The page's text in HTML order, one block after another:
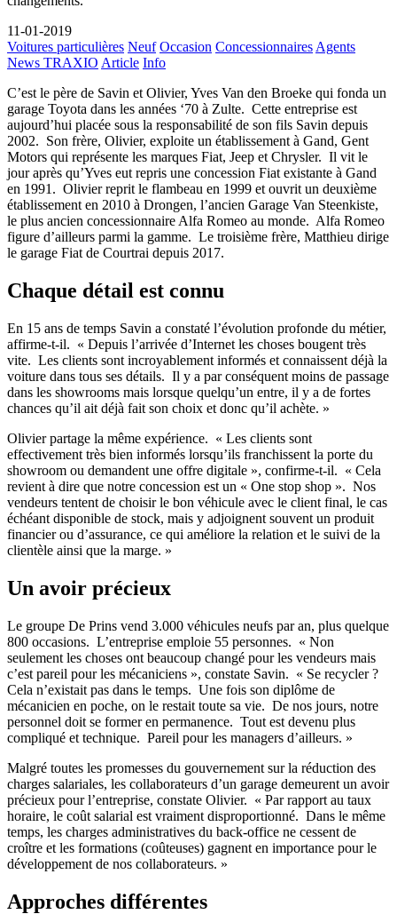
11-01-2019
Voitures particulières Neuf Occasion Concessionnaires Agents
News TRAXIO Article Info
C’est le père de Savin et Olivier, Yves Van den Broeke qui fonda un
garage Toyota dans les années ‘70 à Zulte. Cette entreprise est
aujourd’hui placée sous la responsabilité de son fils Savin depuis
2002. Son frère, Olivier, exploite un établissement à Gand, Gent
Motors qui représente les marques Fiat, Jeep et Chrysler. Il vit le
jour après qu’Yves eut repris une concession Fiat existante à Gand
en 1991. Olivier reprit le flambeau en 1999 et ouvrit un deuxième
établissement en 2010 à Drongen, l’ancien Garage Van Steenkiste,
le plus ancien concessionnaire Alfa Romeo au monde. Alfa Romeo
figure d’ailleurs parmi la gamme. Le troisième frère, Matthieu dirige
le garage Fiat de Courtrai depuis 2017.
Chaque détail est connu
En 15 ans de temps Savin a constaté l’évolution profonde du métier,
affirme-t-il. « Depuis l’arrivée d’Internet les choses bougent très
vite. Les clients sont incroyablement informés et connaissent déjà la
voiture dans tous ses détails. Il y a par conséquent moins de passage
dans les showrooms mais lorsque quelqu’un entre, il y a de fortes
chances qu’il ait déjà fait son choix et donc qu’il achète. »
Olivier partage la même expérience. « Les clients sont
effectivement très bien informés lorsqu’ils franchissent la porte du
showroom ou demandent une offre digitale », confirme-t-il. « Cela
revient à dire que notre concession est un « One stop shop ». Nos
vendeurs tentent de choisir le bon véhicule avec le client final, le cas
échéant disponible de stock, mais y adjoignent souvent un produit
financier ou d’assurance, ce qui améliore la relation et le suivi de la
clientèle ainsi que la marge. »
Un avoir précieux
Le groupe De Prins vend 3.000 véhicules neufs par an, plus quelque
800 occasions. L’entreprise emploie 55 personnes. « Non
seulement les choses ont beaucoup changé pour les vendeurs mais
c’est pareil pour les mécaniciens », constate Savin. « Se recycler ?
Cela n’existait pas dans le temps. Une fois son diplôme de
mécanicien en poche, on le restait toute sa vie. De nos jours, notre
personnel doit se former en permanence. Tout est devenu plus
compliqué et technique. Pareil pour les managers d’ailleurs. »
Malgré toutes les promesses du gouvernement sur la réduction des
charges salariales, les collaborateurs d’un garage demeurent un avoir
précieux pour l’entreprise, constate Olivier. « Par rapport au taux
horaire, le coût salarial est vraiment disproportionné. Dans le même
temps, les charges administratives du back-office ne cessent de
croître et les formations (coûteuses) gagnent en importance pour le
développement de nos collaborateurs. »
Approches différentes